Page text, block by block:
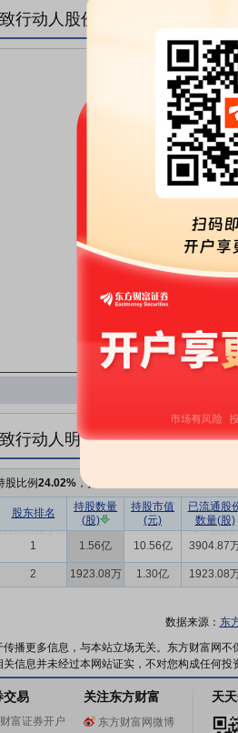
行动人股份变化趋势图
行动人明细
股比例24.02% ，持股数量
股东排名
持股数量
(股)
持股市值
(元)
已流通股
数量(股)
1 1.56亿 10.56亿 3904.87
2 1923.08万 1.30亿 1923.08
数据来源： 东
播更多信息，与本站立场无关。东方财富网
信息并未经过本网站证实，不对您构成任何投
交易
富证券开户
关注东方财富
东方财富网微博
天